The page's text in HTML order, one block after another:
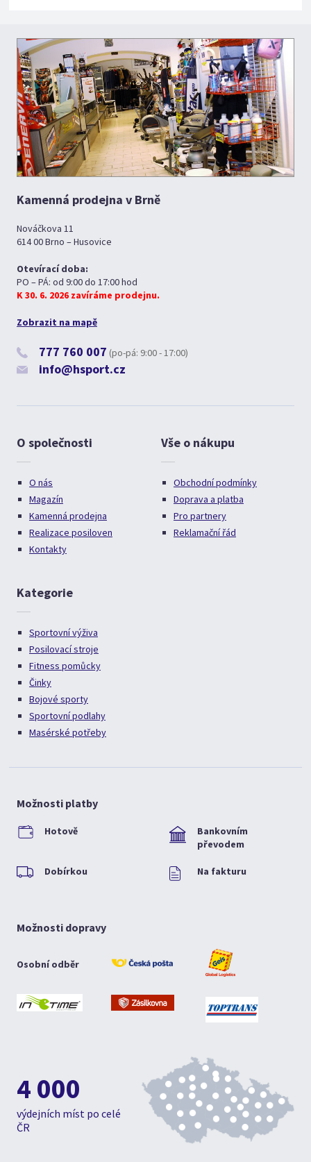
Kamenná prodejna v Brně
Nováčkova 11
614 00 Brno – Husovice
Otevírací doba:
PO – PÁ: od 9:00 do 17:00 hod
K 30. 6. 2026 zavíráme prodejnu.
Zobrazit na mapě
777 760 007 (po-pá: 9:00 - 17:00)
info@hsport.cz
O společnosti
O nás
Magazín
Kamenná prodejna
Realizace posiloven
Kontakty
Vše o nákupu
Obchodní podmínky
Doprava a platba
Pro partnery
Reklamační řád
Kategorie
Sportovní výživa
Posilovací stroje
Fitness pomůcky
Činky
Bojové sporty
Sportovní podlahy
Masérské potřeby
Možnosti platby
Hotově
Bankovním
převodem
Dobírkou Na fakturu
Možnosti dopravy
Osobní odběr
4 000
výdejních míst po celé
ČR